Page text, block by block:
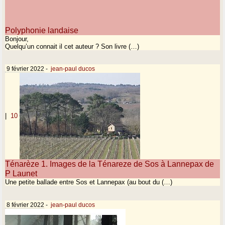
Polyphonie landaise
Bonjour,
Quelqu’un connait il cet auteur ? Son livre (…)
9 février 2022 - jean-paul ducos
10
Ténarèze 1. Images de la Ténareze de Sos à Lannepax de
P Launet
Une petite ballade entre Sos et Lannepax (au bout du (…)
8 février 2022 - jean-paul ducos